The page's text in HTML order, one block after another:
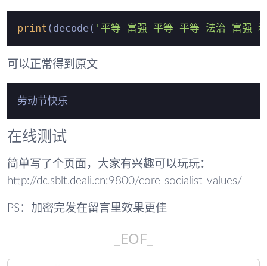
print (decode( '平等 富强 平等 平等 法治 富强
可以正常得到原文
在线测试
简单写了个页面，大家有兴趣可以玩玩：
http://dc.sblt.deali.cn:9800/core-socialist-values/
PS：加密完发在留言里效果更佳
_EOF_